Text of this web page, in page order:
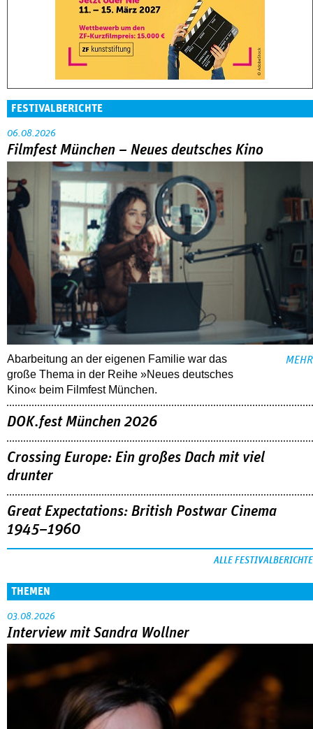
FESTIVALBERICHTE
06.08.2026
Filmfest München – Neues deutsches Kino
Abarbeitung an der eigenen Familie war das
große Thema in der Reihe »Neues deutsches
Kino« beim Filmfest München.
MEHR
DOK.fest München 2026
Crossing Europe: Ein großes Dach mit viel
drunter
Great Expectations: British Postwar Cinema
1945–1960
ALLE FESTIVALBERICHTE
THEMEN
03.08.2026
Interview mit Sandra Wollner